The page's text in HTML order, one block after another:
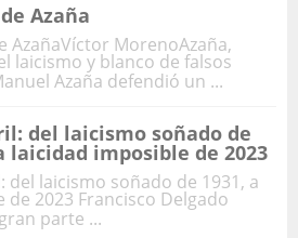
Azaña
AzañaVíctor MorenoAzaña,
laicismo y blanco de falsos
Azaña defendió un ...
del laicismo soñado de
laicidad imposible de 2023
del laicismo soñado de 1931, a
2023 Francisco Delgado
parte ...